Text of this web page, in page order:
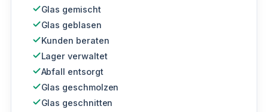
Glas gemischt
Glas geblasen
Kunden beraten
Lager verwaltet
Abfall entsorgt
Glas geschmolzen
Glas geschnitten